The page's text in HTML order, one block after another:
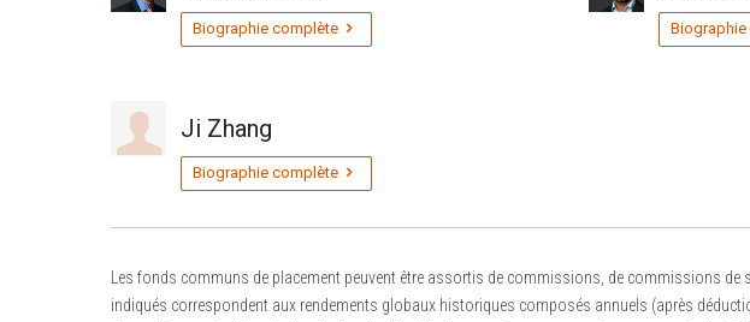
sur
entrer
date.
sur
la
la
date.
Biographie complète
Ji Zhang
Biographie complète
Les fonds communs de placement peuvent être assortis de commissions, de commissions de
indiqués correspondent aux rendements globaux historiques composés annuels (après